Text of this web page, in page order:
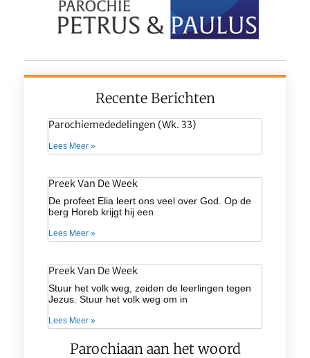
Recente Berichten
Parochiemededelingen (wk. 33)
Lees Meer »
Preek Van De Week
De profeet Elia leert ons veel over God. Op de
berg Horeb krijgt hij een
Lees Meer »
Preek Van De Week
Stuur het volk weg, zeiden de leerlingen tegen
Jezus. Stuur het volk weg om in
Lees Meer »
Parochiaan aan het woord